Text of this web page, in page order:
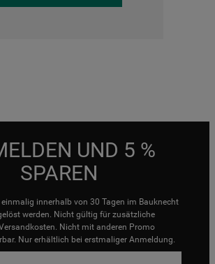
UND 5 %
SPAREN
einmalig innerhalb von 30 Tagen im Bauknecht
werden. Nicht gültig für zusätzliche
Nicht mit anderen Promo
Nur erhältlich bei erstmaliger Anmeldung.